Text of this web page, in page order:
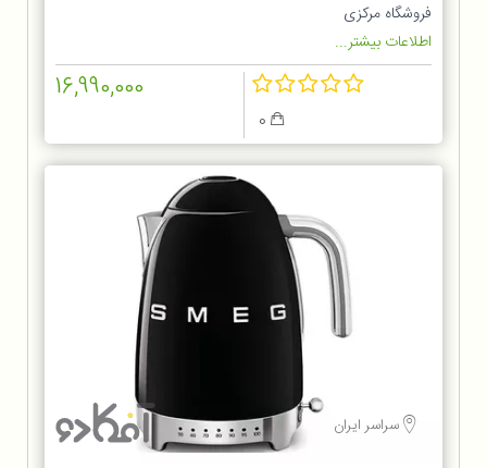
فروشگاه مرکزی
اطلاعات بیشتر...
16,990,000
سراسر ایران